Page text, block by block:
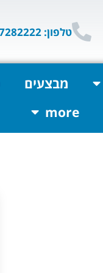
טלפון: 073-7282222
מבצעים
more